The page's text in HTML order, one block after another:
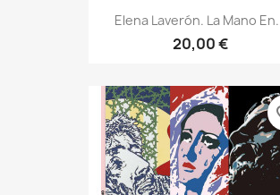
Elena Laverón. La Mano
20,00 €